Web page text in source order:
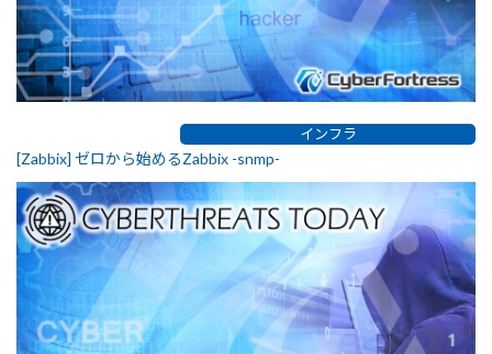
インフラ
[Zabbix] ゼロから始めるZabbix -snmp-